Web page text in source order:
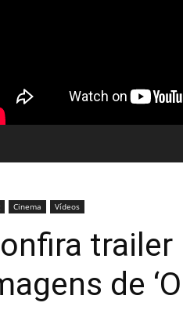
Cinema Vídeos
trailer
de